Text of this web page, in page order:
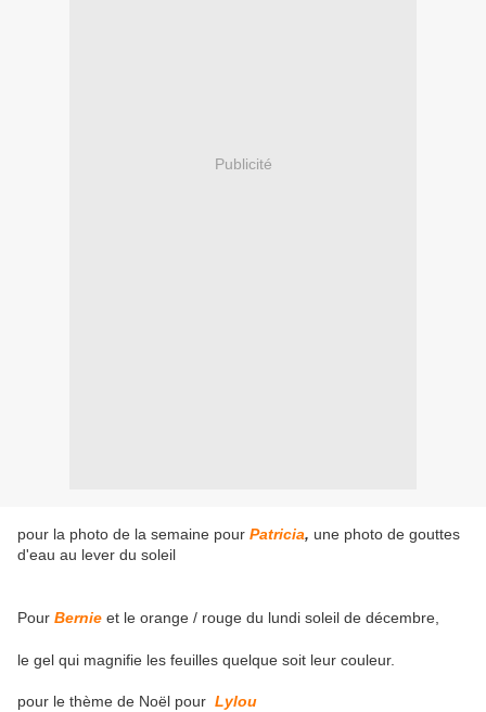
Publicité
pour la photo de la semaine pour Patricia, une photo de gouttes
d'eau au lever du soleil
Pour Bernie et le orange / rouge du lundi soleil de décembre,
le gel qui magnifie les feuilles quelque soit leur couleur.
pour le thème de Noël pour Lylou